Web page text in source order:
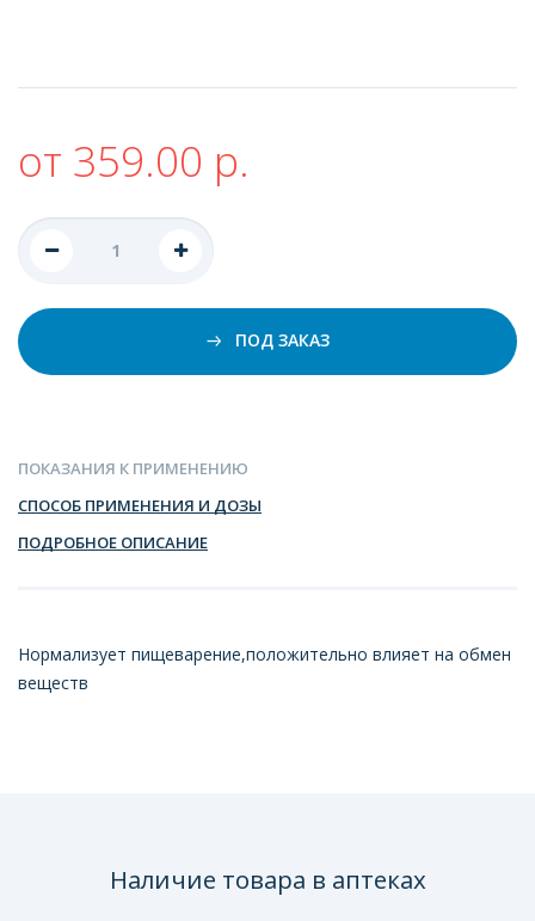
от 359.00 р.
ПОД ЗАКАЗ
ПОКАЗАНИЯ К ПРИМЕНЕНИЮ
СПОСОБ ПРИМЕНЕНИЯ И ДОЗЫ
ПОДРОБНОЕ ОПИСАНИЕ
Нормализует пищеварение,положительно влияет на обмен
веществ
Наличие товара в аптеках